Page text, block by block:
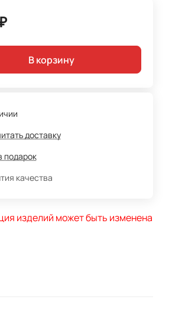
В корзину
доставку
подарок
качества
изделий может быть изменена